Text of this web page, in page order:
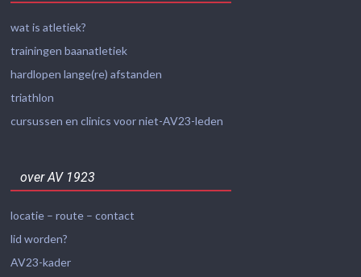
wat is atletiek?
trainingen baanatletiek
hardlopen lange(re) afstanden
triathlon
cursussen en clinics voor niet-AV23-leden
over AV 1923
locatie – route – contact
lid worden?
AV23-kader